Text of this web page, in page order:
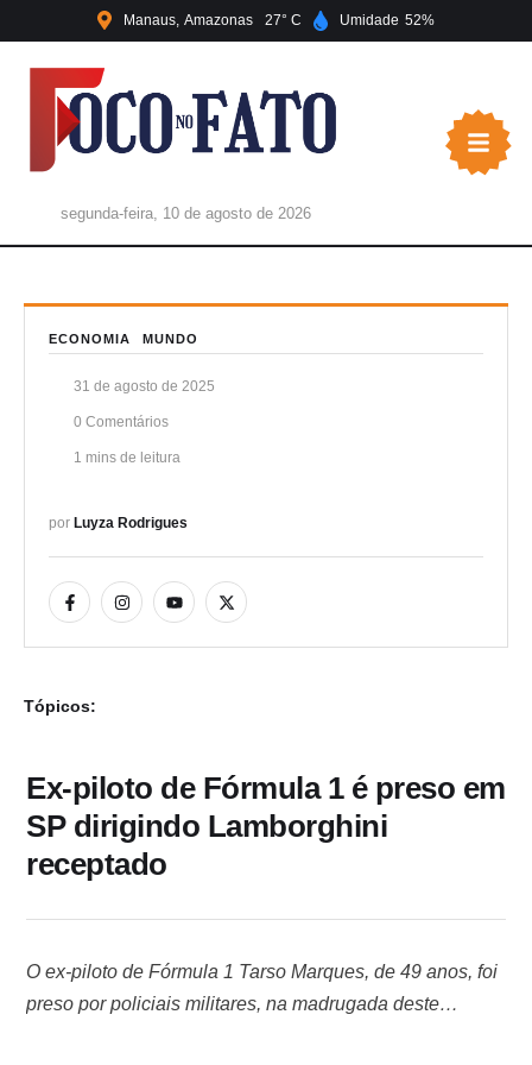
Manaus Amazonas 27 Umidade 52
segunda-feira, 10 de agosto de 2026
ECONOMIA MUNDO
31 de agosto de 2025
0 Comentários
1 mins de leitura
por Luyza Rodrigues
Tópicos:
Ex-piloto de Fórmula 1 é preso em
SP dirigindo Lamborghini
receptado
O ex-piloto de Fórmula 1 Tarso Marques, de 49 anos, foi
preso por policiais militares, na madrugada deste